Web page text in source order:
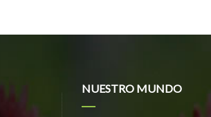
NUESTRO MUNDO